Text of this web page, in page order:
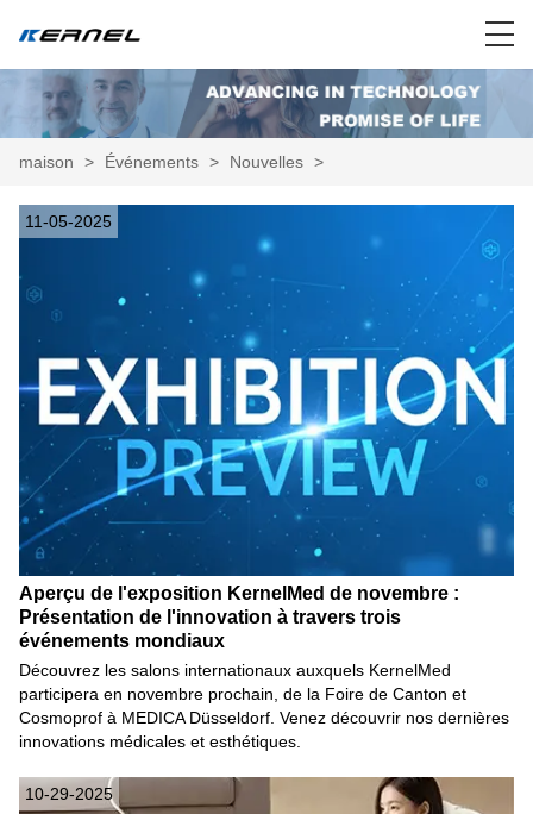
maison > Événements > Nouvelles >
11-05-2025
Aperçu de l'exposition KernelMed de novembre :
Présentation de l'innovation à travers trois
événements mondiaux
Découvrez les salons internationaux auxquels KernelMed
participera en novembre prochain, de la Foire de Canton et
Cosmoprof à MEDICA Düsseldorf. Venez découvrir nos dernières
innovations médicales et esthétiques.
10-29-2025